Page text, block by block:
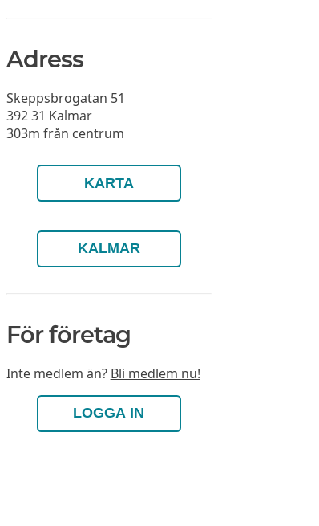
Adress
Skeppsbrogatan 51
392 31 Kalmar
303m från centrum
KARTA
KALMAR
För företag
Inte medlem än? Bli medlem nu!
LOGGA IN